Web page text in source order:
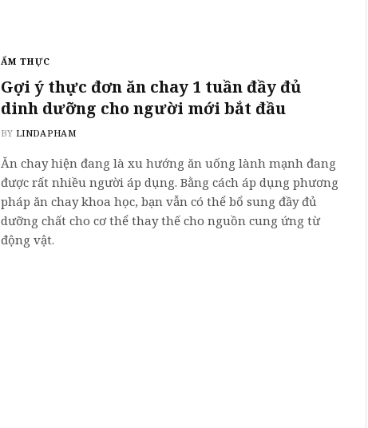
ẨM THỰC
Gợi ý thực đơn ăn chay 1 tuần đầy đủ
dinh dưỡng cho người mới bắt đầu
BY LINDAPHAM
Ăn chay hiện đang là xu hướng ăn uống lành mạnh đang
được rất nhiều người áp dụng. Bằng cách áp dụng phương
pháp ăn chay khoa học, bạn vẫn có thể bổ sung đầy đủ
dưỡng chất cho cơ thể thay thế cho nguồn cung ứng từ
động vật.